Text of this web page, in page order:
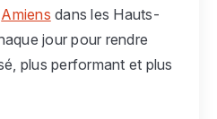
Amiens dans les Hauts-
jour pour rendre
plus performant et plus